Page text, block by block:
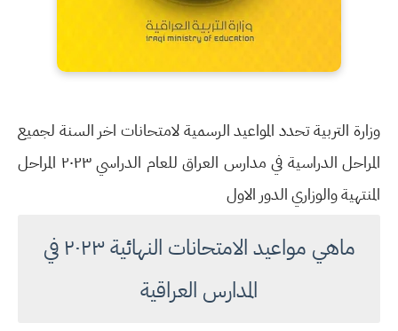
وزارة التربية تحدد المواعيد الرسمية لامتحانات اخر السنة لجميع
المراحل الدراسية في مدارس العراق للعام الدراسي ٢٠٢٣ المراحل
المنتهية والوزاري الدور الاول
ماهي مواعيد الامتحانات النهائية ٢٠٢٣ في
المدارس العراقية